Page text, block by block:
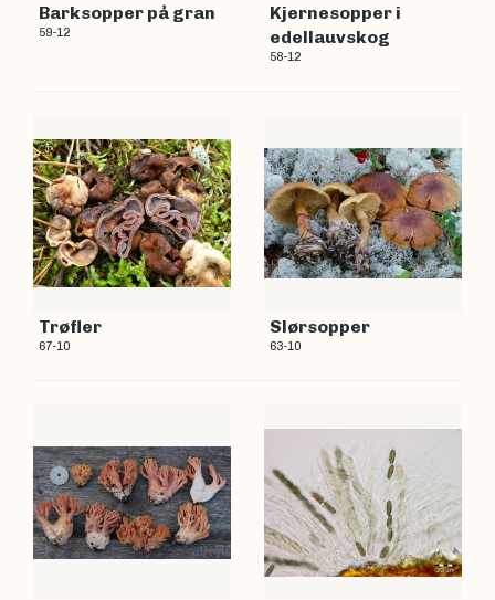
Barksopper på gran
59-12
Kjernesopper i
edellauvskog
58-12
Trøfler
67-10
Slørsopper
63-10